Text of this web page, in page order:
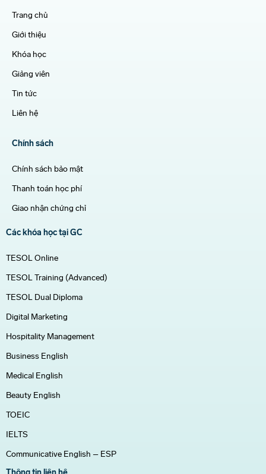
Trang chủ
Giới thiệu
Khóa học
Giảng viên
Tin tức
Liên hệ
Chính sách
Chính sách bảo mật
Thanh toán học phí
Giao nhận chứng chỉ
Các khóa học tại GC
TESOL Online
TESOL Training (Advanced)
TESOL Dual Diploma
Digital Marketing
Hospitality Management
Business English
Medical English
Beauty English
TOEIC
IELTS
Communicative English – ESP